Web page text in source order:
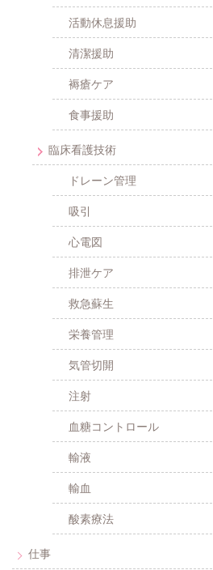
活動休息援助
清潔援助
褥瘡ケア
食事援助
臨床看護技術
ドレーン管理
吸引
心電図
排泄ケア
救急蘇生
栄養管理
気管切開
注射
血糖コントロール
輸液
輸血
酸素療法
仕事